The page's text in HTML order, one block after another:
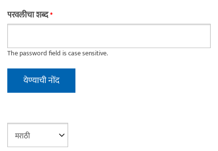
परवलीचा शब्द*
The password field is case sensitive.